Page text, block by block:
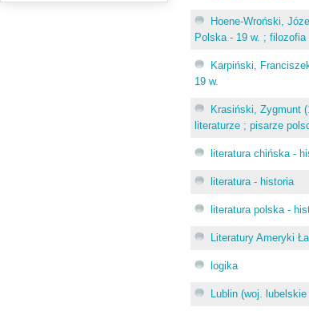
Hoene-Wroński,
Polska - 19 w. ;
Karpiński,
19 w.
Krasiński, Zygmunt
literaturze ; pisarze
literatura chińska -
literatura - historia
literatura polska -
Literatury Ameryki
logika
Lublin (woj.